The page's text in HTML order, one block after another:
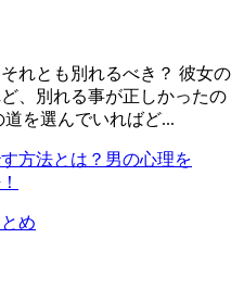
れとも別れるべき？ 彼女の
、別れる事が正しかったの
を選んでいればど...
方法とは？男の心理を
め